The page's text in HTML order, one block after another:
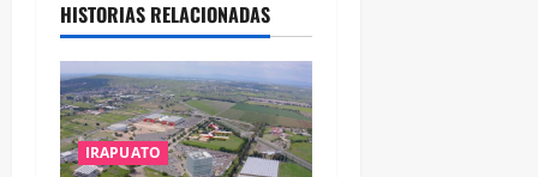
HISTORIAS RELACIONADAS
IRAPUATO